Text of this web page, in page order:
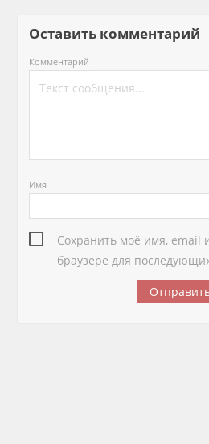
Оставить комментарий
Комментарий
Имя
Сохранить моё имя, email
браузере для